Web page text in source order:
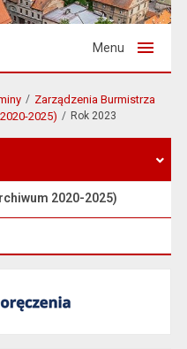
Menu
Zarządzenia Burmistrza
2025)
Rok 2023
2020-2025)